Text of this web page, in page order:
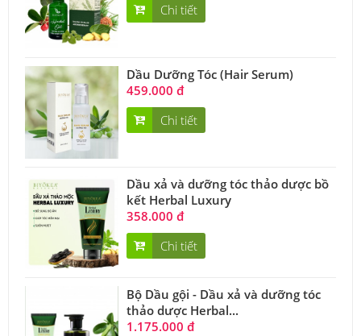
Chi tiết
Dầu Dưỡng Tóc (Hair Serum)
459.000 đ
Chi tiết
Dầu xả và dưỡng tóc thảo dược bồ
kết Herbal Luxury
358.000 đ
Chi tiết
Bộ Dầu gội - Dầu xả và dưỡng tóc
thảo dược Herbal...
1.175.000 đ